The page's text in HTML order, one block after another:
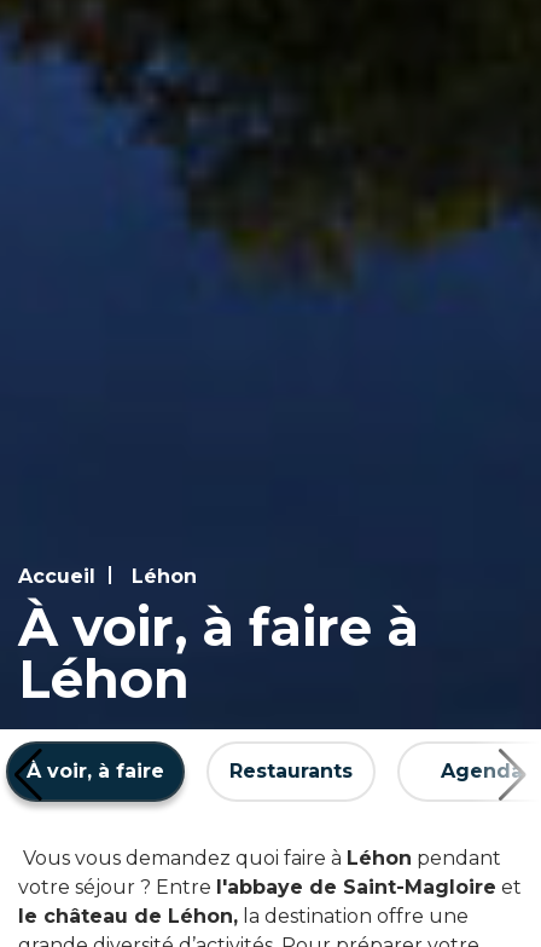
Accueil Léhon
À voir, à faire à
Léhon
À voir, à faire Restaurants Agenda
Vous vous demandez quoi faire à Léhon pendant
votre séjour ? Entre l'abbaye de Saint-Magloire et
le château de Léhon, la destination offre une